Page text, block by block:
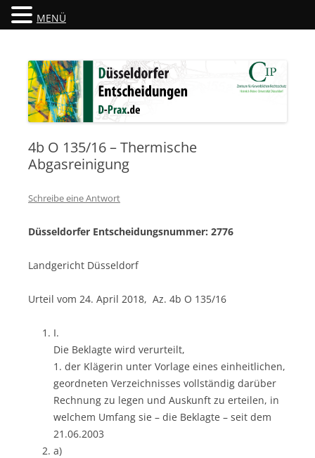
Düsseldorfer Entscheidungen
4b O 135/16 – Thermische
Abgasreinigung
Schreibe eine Antwort
Düsseldorfer Entscheidungsnummer: 2776
Landgericht Düsseldorf
Urteil vom 24. April 2018, Az. 4b O 135/16
I.
Die Beklagte wird verurteilt,
1. der Klägerin unter Vorlage eines einheitlichen,
geordneten Verzeichnisses vollständig darüber
Rechnung zu legen und Auskunft zu erteilen, in
welchem Umfang sie – die Beklagte – seit dem
21.06.2003
a)
MENÜ